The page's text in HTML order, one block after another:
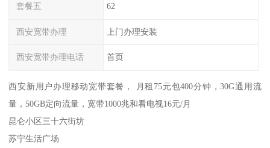
套餐五 62
西安宽带办理 上门办理安装
西安宽带办理电话 首页
西安新用户办理移动宽带套餐， 月租75元包400分钟，30G通用流
量，50GB定向流量，宽带1000兆和看电视16元/月
昆仑小区三十六街坊
苏宁生活广场